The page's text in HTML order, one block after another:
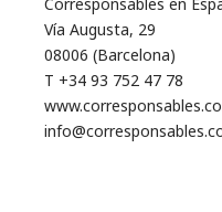
Vía Augusta, 29
08006 (Barcelona)
T +34 93 752 47 78